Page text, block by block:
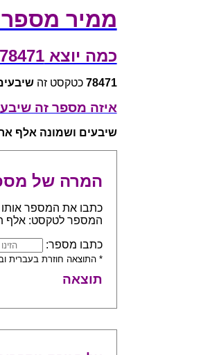
ממיר
כמה יוצא 78471 במילים?
78471 כטקסט זה
איזה מספר זה
שיבעים ושמונה אלף
המרה של
המספר לטקסט: אלף
כתבו מספר:
* התוצאה חוזרת בעברית
תוצאה